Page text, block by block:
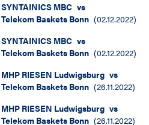
SYNTAINICS MBC vs
Telekom Baskets Bonn (02.12.2022)
SYNTAINICS MBC vs
Telekom Baskets Bonn (02.12.2022)
MHP RIESEN Ludwigsburg vs
Telekom Baskets Bonn (26.11.2022)
MHP RIESEN Ludwigsburg vs
Telekom Baskets Bonn (26.11.2022)